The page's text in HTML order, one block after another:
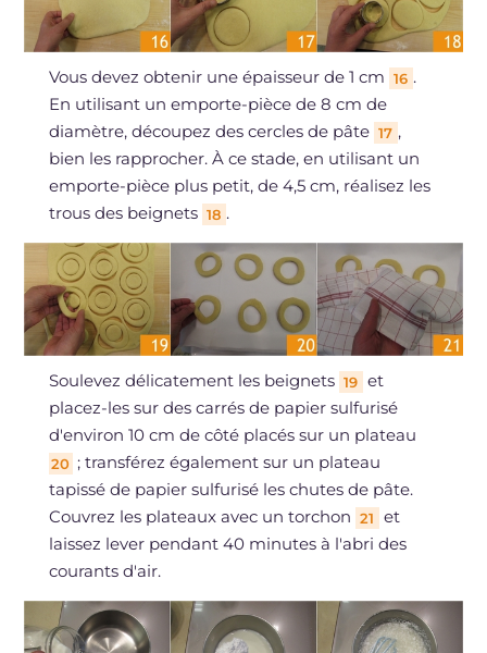
Vous devez obtenir une épaisseur de 1 cm 16 .
En utilisant un emporte-pièce de 8 cm de
diamètre, découpez des cercles de pâte 17 ,
bien les rapprocher. À ce stade, en utilisant un
emporte-pièce plus petit, de 4,5 cm, réalisez les
trous des beignets 18 .
Soulevez délicatement les beignets 19 et
placez-les sur des carrés de papier sulfurisé
d'environ 10 cm de côté placés sur un plateau
20 ; transférez également sur un plateau
tapissé de papier sulfurisé les chutes de pâte.
Couvrez les plateaux avec un torchon 21
et
laissez lever pendant 40 minutes à l'abri des
courants d'air.